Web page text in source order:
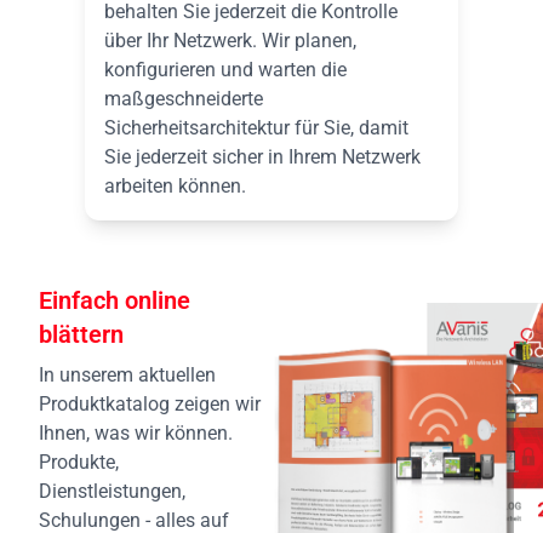
behalten Sie jederzeit die Kontrolle
über Ihr Netzwerk. Wir planen,
konfigurieren und warten die
maßgeschneiderte
Sicherheitsarchitektur für Sie, damit
Sie jederzeit sicher in Ihrem Netzwerk
arbeiten können.
Einfach online
blättern
In unserem aktuellen
Produktkatalog zeigen wir
Ihnen, was wir können.
Produkte,
Dienstleistungen,
Schulungen - alles auf